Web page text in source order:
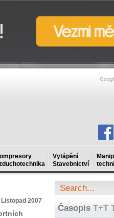
Vytápění
Stavebnictví
Listopad 2007
Časopis T+T